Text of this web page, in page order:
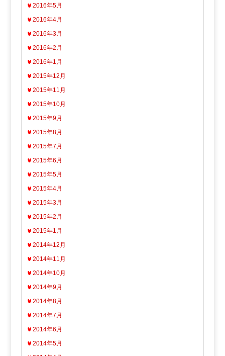
2016年5月
2016年4月
2016年3月
2016年2月
2016年1月
2015年12月
2015年11月
2015年10月
2015年9月
2015年8月
2015年7月
2015年6月
2015年5月
2015年4月
2015年3月
2015年2月
2015年1月
2014年12月
2014年11月
2014年10月
2014年9月
2014年8月
2014年7月
2014年6月
2014年5月